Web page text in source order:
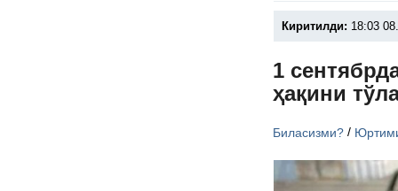
Киритилди: 18:03
1
ҳақини
Биласизми? /